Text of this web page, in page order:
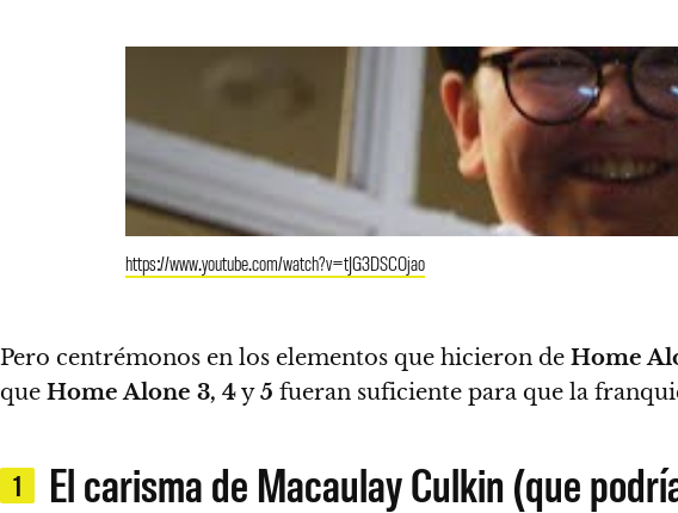
https://www.youtube.com/watch?v=tJG3DSCOjao
Pero centrémonos en los elementos que hicieron de Home
que Home Alone 3, 4y5 fueran suficiente para que la
1 El carisma de Macaulay Culkin (que